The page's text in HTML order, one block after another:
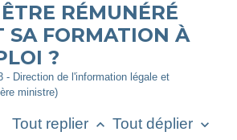
RÉMUNÉRÉ
SA FORMATION À
?
- Direction de l'information légale et
ministre)
Tout replier keyboard_arrow_up Tout déplier keyboard_arrow_down